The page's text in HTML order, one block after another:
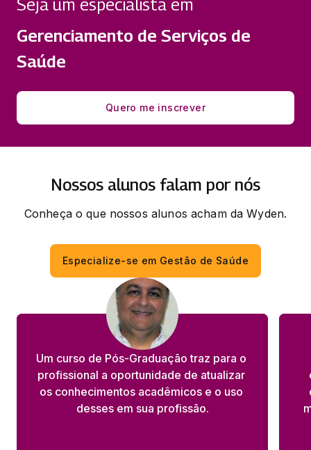
33 horas
SAÚDE, SEGURANÇA E QUALIDADE DE
VIDA NO TRABALHO
Gerenciamento de Serviços de
Saúde
Quero me inscrever
Nossos alunos falam por nós
Conheça o que nossos alunos acham da Wyden.
Especialize-se em Gestão de Saúde
Um curso de Pós-Graduação traz para o
profissional a oportunidade de atualizar
os conhecimentos acadêmicos e o uso
desses em sua profissão.